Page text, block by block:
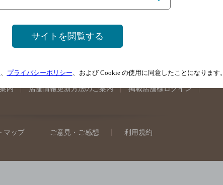
大阪府のバー検索 京都府のバー検索 兵庫県のバー検索
岡山県のバー検索 山口県のバー検索
高知県のバー検索 福岡県のバー検索
内 店舗情報更新方法のご案内 掲載店舗様ログイン
マップ ご意見・ご感想 利用規約
サイトを閲覧する
、 プライバシーポリシー、および Cookie の使用に同意したことになります。